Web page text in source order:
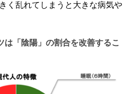
く乱れてしまうと大きな病気や
「陰陽」の割合を改善するこ